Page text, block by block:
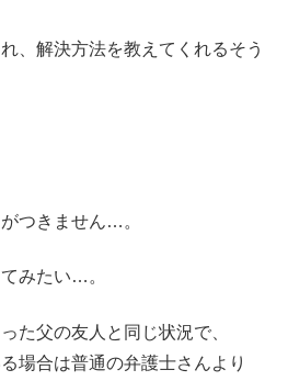
、解決方法を教えてくれるそう
つきません…。
みたい…。
た父の友人と同じ状況で、
場合は普通の弁護士さんより